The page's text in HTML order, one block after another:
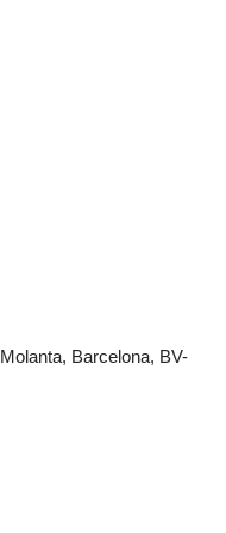
Barcelona, BV-